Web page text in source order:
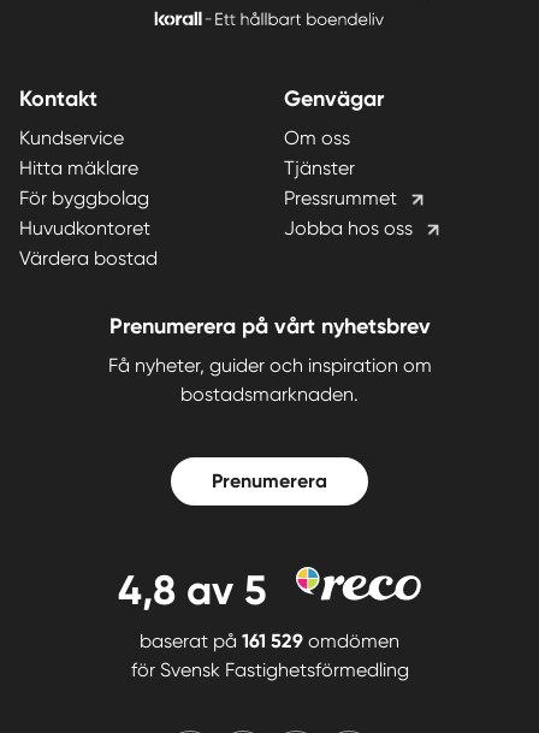
Kontakt
Kundservice
Hitta mäklare
För byggbolag
Huvudkontoret
Värdera bostad
Genvägar
Om oss
Tjänster
Pressrummet
Jobba hos oss
Prenumerera på vårt nyhetsbrev
Få nyheter, guider och inspiration om
bostadsmarknaden.
Prenumerera
4,8 av 5
baserat på 161 529 omdömen
för Svensk Fastighetsförmedling